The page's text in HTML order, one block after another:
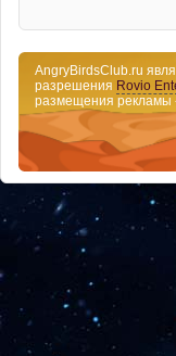
AngryBirdsClub.ru
разрешения Rovio
размещения рекламы